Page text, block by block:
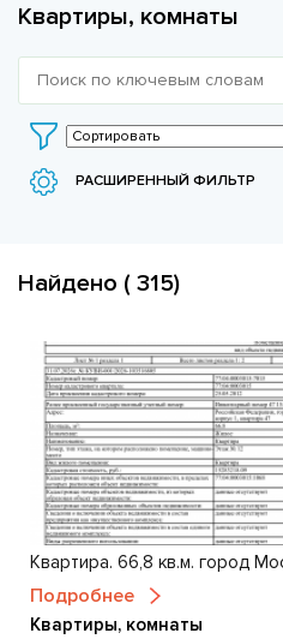
Квартиры, комнаты
РАСШИРЕННЫЙ ФИЛЬТР
Найдено ( 315)
Квартира. 66,8 кв.м. город
Подробнее
Квартиры, комнаты